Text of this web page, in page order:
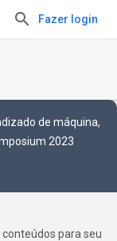
Fazer login
de máquina,
2023
para seu